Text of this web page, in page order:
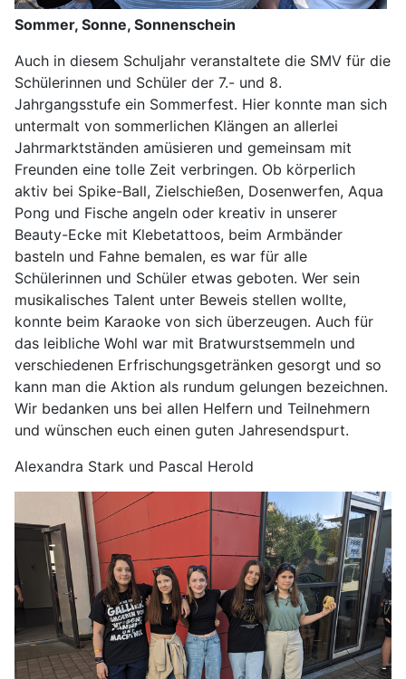
Sommer, Sonne, Sonnenschein
Auch in diesem Schuljahr veranstaltete die SMV für die
Schülerinnen und Schüler der 7.- und 8.
Jahrgangsstufe ein Sommerfest. Hier konnte man sich
untermalt von sommerlichen Klängen an allerlei
Jahrmarktständen amüsieren und gemeinsam mit
Freunden eine tolle Zeit verbringen. Ob körperlich
aktiv bei Spike-Ball, Zielschießen, Dosenwerfen, Aqua
Pong und Fische angeln oder kreativ in unserer
Beauty-Ecke mit Klebetattoos, beim Armbänder
basteln und Fahne bemalen, es war für alle
Schülerinnen und Schüler etwas geboten. Wer sein
musikalisches Talent unter Beweis stellen wollte,
konnte beim Karaoke von sich überzeugen. Auch für
das leibliche Wohl war mit Bratwurstsemmeln und
verschiedenen Erfrischungsgetränken gesorgt und so
kann man die Aktion als rundum gelungen bezeichnen.
Wir bedanken uns bei allen Helfern und Teilnehmern
und wünschen euch einen guten Jahresendspurt.
Alexandra Stark und Pascal Herold